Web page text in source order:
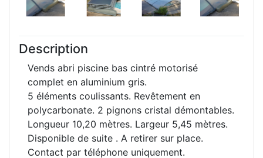
Description
Vends abri piscine bas cintré motorisé
complet en aluminium gris.
5 éléments coulissants. Revêtement en
polycarbonate. 2 pignons cristal démontables.
Longueur 10,20 mètres. Largeur 5,45 mètres.
Disponible de suite . A retirer sur place.
Contact par téléphone uniquement.